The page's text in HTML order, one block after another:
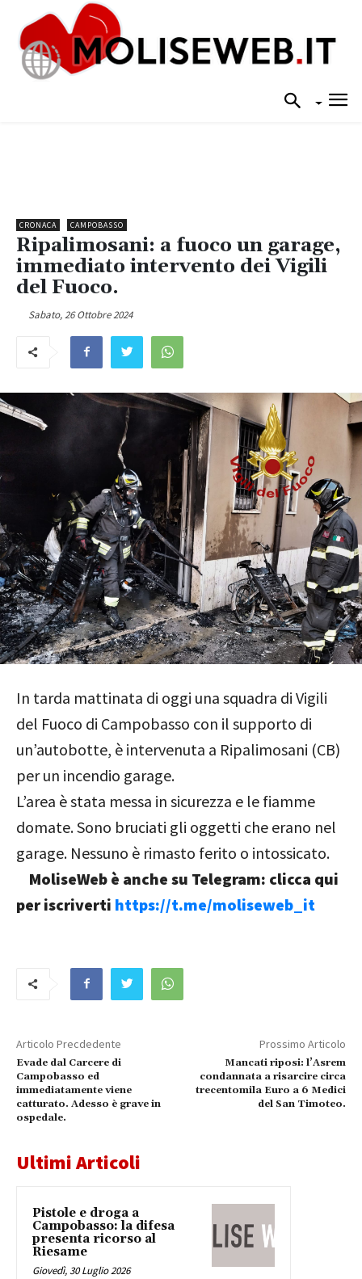
CRONACA CAMPOBASSO
Ripalimosani: a fuoco un garage,
immediato intervento dei Vigili
del Fuoco.
Sabato, 26 Ottobre 2024
In tarda mattinata di oggi una squadra di Vigili
del Fuoco di Campobasso con il supporto di
un’autobotte, è intervenuta a Ripalimosani (CB)
per un incendio garage.
L’area è stata messa in sicurezza e le fiamme
domate. Sono bruciati gli oggetti che erano nel
garage. Nessuno è rimasto ferito o intossicato.
MoliseWeb è anche su Telegram: clicca qui
per iscriverti https://t.me/moliseweb_it
Articolo Precdedente
Evade dal Carcere di
Campobasso ed
immediatamente viene
catturato. Adesso è grave in
ospedale.
Prossimo Articolo
Mancati riposi: l’Asrem
condannata a risarcire circa
trecentomila Euro a 6 Medici
del San Timoteo.
Ultimi Articoli
Pistole e droga a
Campobasso: la difesa
presenta ricorso al
Riesame
Giovedì, 30 Luglio 2026